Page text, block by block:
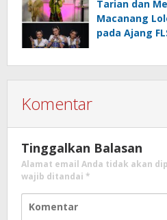
Tarian dan
Macanang
pada Ajang
Komentar
Tinggalkan Balasan
Alamat email Anda tidak akan
wajib ditandai *